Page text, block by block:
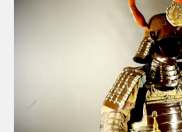
Ajouter au